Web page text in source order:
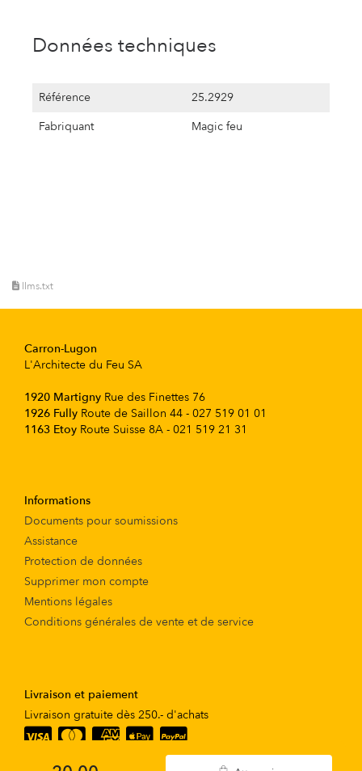
Données techniques
Référence
25.2929
Fabriquant
Magic feu
llms.txt
Carron-Lugon
L'Architecte du Feu SA
1920 Martigny Rue des Finettes 76
1926 Fully Route de Saillon 44 - 027 519 01 01
1163 Etoy Route Suisse 8A - 021 519 21 31
Informations
Documents pour soumissions
Assistance
Protection de données
Supprimer mon compte
Mentions légales
Conditions générales de vente et de service
Livraison et paiement
Livraison gratuite dès 250.- d'achats